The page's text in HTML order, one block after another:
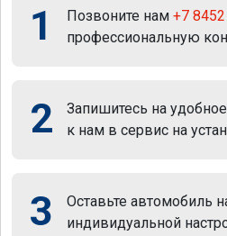
1 Позвоните нам +7
профессиональную
2
Запишитесь на
к нам в сервис на
3
Оставьте автомобиль
индивидуальной